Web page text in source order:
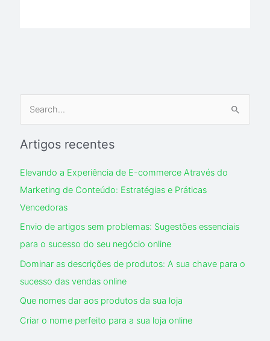
a
r
:
Artigos recentes
Elevando a Experiência de E-commerce Através do
Marketing de Conteúdo: Estratégias e Práticas
Vencedoras
Envio de artigos sem problemas: Sugestões essenciais
para o sucesso do seu negócio online
Dominar as descrições de produtos: A sua chave para o
sucesso das vendas online
Que nomes dar aos produtos da sua loja
Criar o nome perfeito para a sua loja online